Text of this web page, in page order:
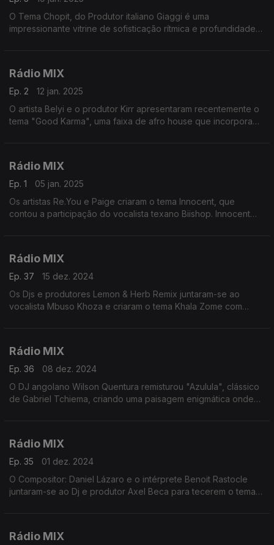
O Tema Chopit, do Produtor italiano Giaggi é uma
impressionante vitrine de sofisticação rítmica e profundidade
Rádio MIX
Ep. 2
12 jan. 2025
O artista Belyi e o produtor Kirr apresentaram recentemente o
tema "Good Karma", uma faixa de afro house que incorpora
Rádio MIX
Ep. 1
05 jan. 2025
Os artistas Re.You e Paige criaram o tema Innocent, que
contou a participação do vocalista texano Biishop. Innocent
Rádio MIX
Ep. 37
15 dez. 2024
Os Djs e produtores Lemon & Herb Remix juntaram-se ao
vocalista Mbuso Khoza e criaram o tema Khala Zome com
Rádio MIX
Ep. 36
08 dez. 2024
O DJ angolano Wilson Quentura remisturou "Azulula", clássico
de Gabriel Tchiema, criando uma paisagem enigmática onde
Rádio MIX
Ep. 35
01 dez. 2024
O Compositor: Daniel Lázaro e o intérprete Benoit Rastocle
juntaram-se ao Dj e produtor Axel Beca para tecerem o tema
Rádio MIX